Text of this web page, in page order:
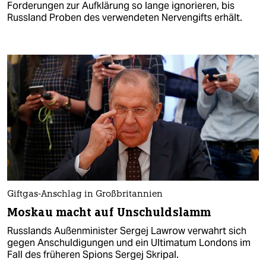
Forderungen zur Aufklärung so lange ignorieren, bis
Russland Proben des verwendeten Nervengifts erhält.
Giftgas-Anschlag in Großbritannien
Moskau macht auf Unschuldslamm
Russlands Außenminister Sergej Lawrow verwahrt sich
gegen Anschuldigungen und ein Ultimatum Londons im
Fall des früheren Spions Sergej Skripal.